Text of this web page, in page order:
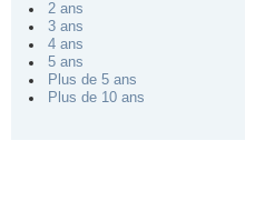
2 ans
3 ans
4 ans
5 ans
Plus de 5 ans
Plus de 10 ans